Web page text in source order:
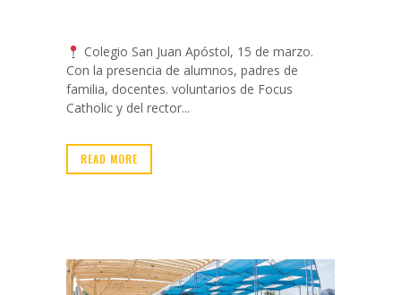
Colegio San Juan Apóstol, 15 de marzo.
Con la presencia de alumnos, padres de
familia, docentes. voluntarios de Focus
Catholic y del rector...
READ MORE